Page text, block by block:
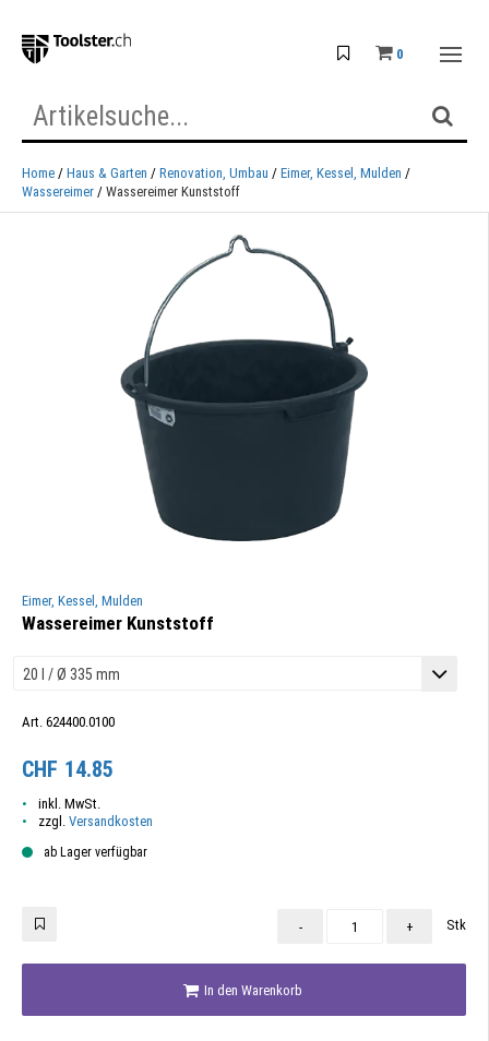
0
Home Haus & Garten Renovation, Umbau
Eimer, Kessel, Mulden
Wassereimer
Wassereimer Kunststoff
Eimer, Kessel, Mulden
Wassereimer Kunststoff
Art. 624400.0100
CHF 14.85
inkl. MwSt.
zzgl. Versandkosten
ab Lager verfügbar
- + Stk
In den Warenkorb